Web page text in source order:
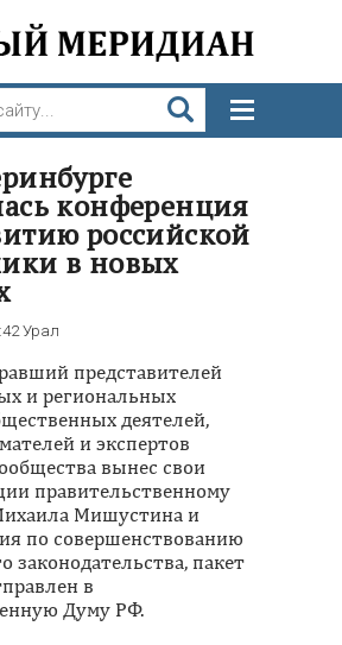
конференция
российской
в новых
Урал
представителей
и региональных
деятелей,
и экспертов
вынес свои
правительственному
Мишустина и
по совершенствованию
законодательства, пакет
в
Думу РФ.